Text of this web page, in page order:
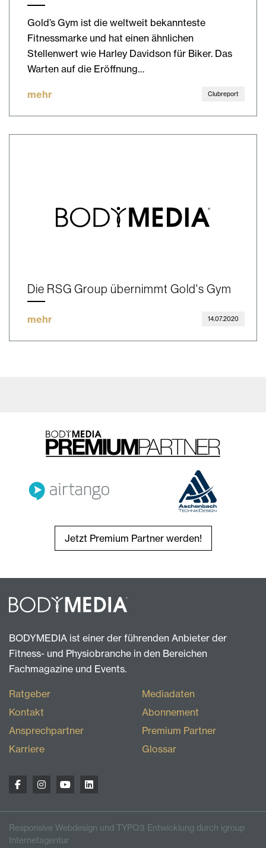
Gold’s Gym ist die weltweit bekannteste
Fitnessmarke und hat einen ähnlichen
Stellenwert wie Harley Davidson für Biker. Das
Warten auf die Eröffnung…
mehr Clubreport
Die RSG Group übernimmt Gold's Gym
mehr 14.07.2020
Jetzt Premium Partner werden!
BODYMEDIA ist einer der führenden Anbieter der
Fitness- und Physiobranche in den Bereichen
Fachmagazine und Events.
Ratgeber
Kontakt
Ansprechpartner
Karriere
Mediadaten
Abonnement
Premium Partner
Glossar
Responsive Webdesign und TYPO3 Entwicklung durch igroup
Internetagentur